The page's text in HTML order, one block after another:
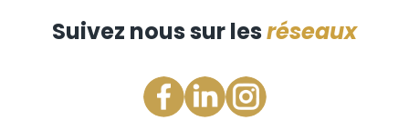
Suivez nous sur lesréseaux